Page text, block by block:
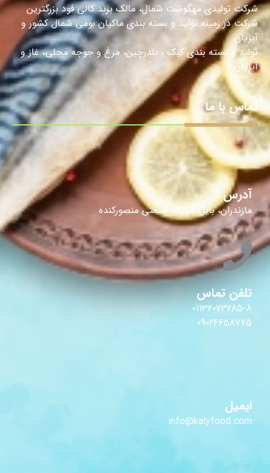
شرکت تولیدی مهگوشت شمال، مالک برند کالی فود بزرگترین
شرکت در زمینه تولید و بسته بندی ماکیان بومی شمال کشور و
آبزیان
تولید و بسته بندی کبک ، بلدرچین، مرغ و جوجه محلی، غاز و
آبزیان.
تماس با ما
آدرس
مازندران، بابل شهرک صنعتی منصورکنده
تلفن تماس
01132073285-8
09024658775
ایمیل
info@kalyfood.com